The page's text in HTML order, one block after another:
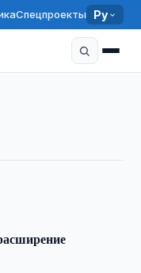
Спецпроекты Ру
роста